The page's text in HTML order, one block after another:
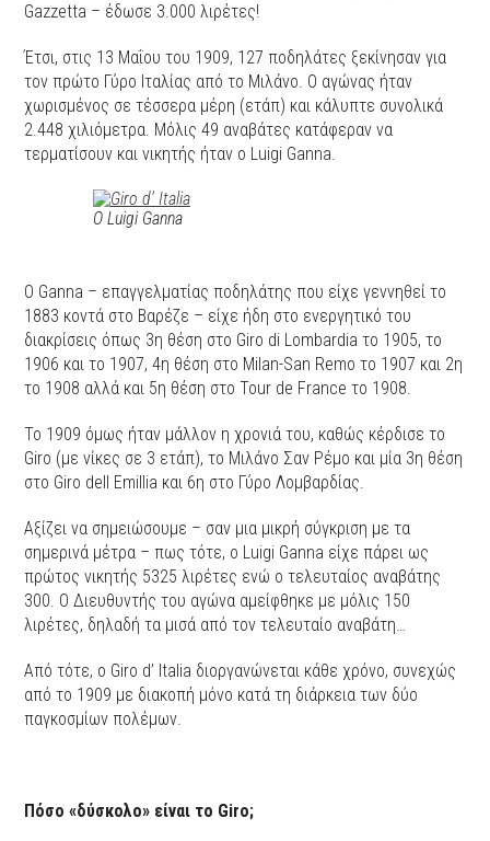
Gazzetta – έδωσε 3.000 λιρέτες!
Έτσι, στις 13 Μαΐου του 1909, 127 ποδηλάτες ξεκίνησαν για
τον πρώτο Γύρο Ιταλίας από το Μιλάνο. Ο αγώνας ήταν
χωρισμένος σε τέσσερα μέρη (ετάπ) και κάλυπτε συνολικά
2.448 χιλιόμετρα. Μόλις 49 αναβάτες κατάφεραν να
τερματίσουν και νικητής ήταν ο Luigi Ganna.
Ο Luigi Ganna
O Ganna – επαγγελματίας ποδηλάτης που είχε γεννηθεί το
1883 κοντά στο Βαρέζε – είχε ήδη στο ενεργητικό του
διακρίσεις όπως 3η θέση στο Giro di Lombardia το 1905, το
1906 και το 1907, 4η θέση στο Milan-San Remo το 1907 και 2η
το 1908 αλλά και 5η θέση στο Tour de France το 1908.
Το 1909 όμως ήταν μάλλον η χρονιά του, καθώς κέρδισε το
Giro (με νίκες σε 3 ετάπ), το Μιλάνο Σαν Ρέμο και μία 3η θέση
στο Giro dell Emillia και 6η στο Γύρο Λομβαρδίας.
Αξίζει να σημειώσουμε – σαν μια μικρή σύγκριση με τα
σημερινά μέτρα – πως τότε, ο Luigi Ganna είχε πάρει ως
πρώτος νικητής 5325 λιρέτες ενώ ο τελευταίος αναβάτης
300. Ο Διευθυντής του αγώνα αμείφθηκε με μόλις 150
λιρέτες, δηλαδή τα μισά από τον τελευταίο αναβάτη…
Από τότε, ο Giro d’ Italia διοργανώνεται κάθε χρόνο, συνεχώς
από το 1909 με διακοπή μόνο κατά τη διάρκεια των δύο
παγκοσμίων πολέμων.
Πόσο «δύσκολο» είναι το Giro;